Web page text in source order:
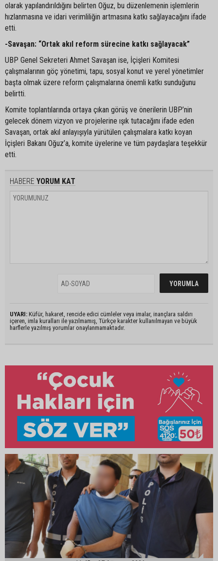
olarak yapılandırıldığını belirten Oğuz, bu düzenlemenin işlemlerin
hızlanmasına ve idari verimliliğin artmasına katkı sağlayacağını ifade
etti.
-Savaşan: “Ortak akıl reform sürecine katkı sağlayacak”
UBP Genel Sekreteri Ahmet Savaşan ise, İçişleri Komitesi
çalışmalarının göç yönetimi, tapu, sosyal konut ve yerel yönetimler
başta olmak üzere reform çalışmalarına önemli katkı sunduğunu
belirtti.
Komite toplantılarında ortaya çıkan görüş ve önerilerin UBP’nin
gelecek dönem vizyon ve projelerine ışık tutacağını ifade eden
Savaşan, ortak akıl anlayışıyla yürütülen çalışmalara katkı koyan
İçişleri Bakanı Oğuz’a, komite üyelerine ve tüm paydaşlara teşekkür
etti.
HABERE YORUM KAT
UYARI: Küfür, hakaret, rencide edici cümleler veya imalar, inançlara saldırı
içeren, imla kuralları ile yazılmamış, Türkçe karakter kullanılmayan ve büyük
harflerle yazılmış yorumlar onaylanmamaktadır.